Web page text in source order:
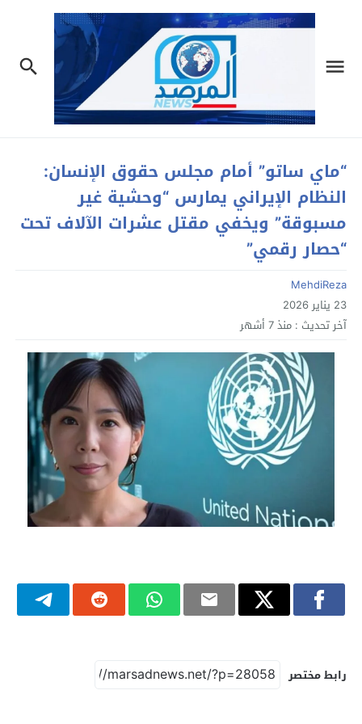
“ماي ساتو” أمام مجلس حقوق الإنسان:
النظام الإيراني يمارس “وحشية غير
مسبوقة” ويخفي مقتل عشرات الآلاف تحت
“حصار رقمي”
MehdiReza
23 يناير 2026
آخر تحديث : منذ 7 أشهر
رابط مختصر